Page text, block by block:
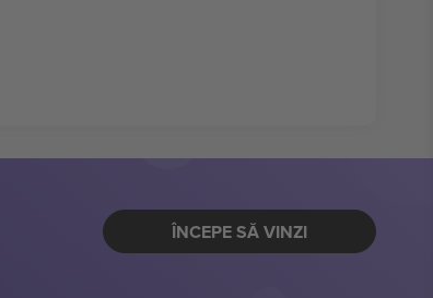
ÎNCEPE SĂ VINZI